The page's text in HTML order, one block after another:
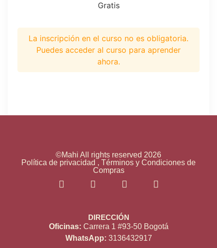
Gratis
La inscripción en el curso no es obligatoria.
Puedes acceder al curso para aprender
ahora.
©Mahi All rights reserved 2026
Política de privacidad , Términos y Condiciones de
Compras
DIRECCIÓN
Oficinas: Carrera 1 #93-50 Bogotá
WhatsApp: 3136432917